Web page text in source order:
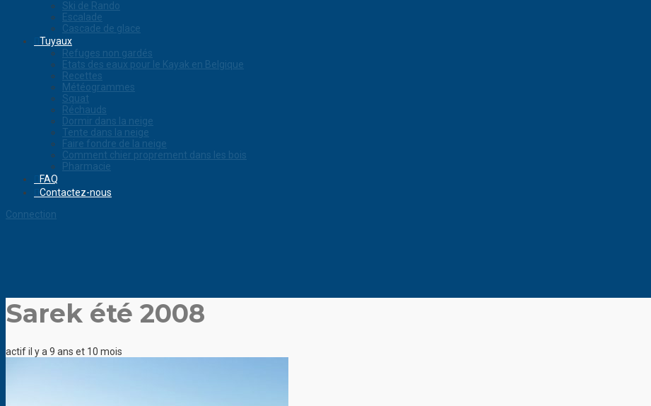
Ski de Rando
Escalade
Cascade de glace
Tuyaux
Refuges non gardés
Etats des eaux pour le Kayak en Belgique
Recettes
Météogrammes
Squat
Réchauds
Dormir dans la neige
Tente dans la neige
Faire fondre de la neige
Comment chier proprement dans les bois
Pharmacie
FAQ
Contactez-nous
Connection
Sarek été 2008
actif il y a 9 ans et 10 mois